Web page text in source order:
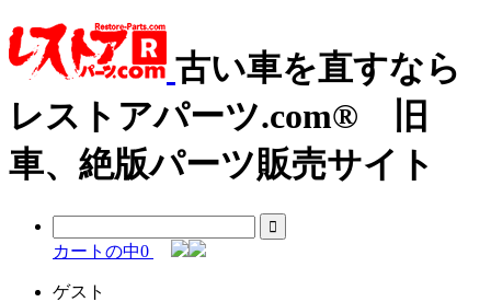
古い車を直すなら
レストアパーツ.com® 旧
車、絶版パーツ販売サイト
カートの中0
ゲスト